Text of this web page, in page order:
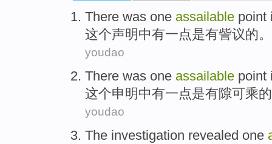
There was one assailable point
这个声明中有一点是有訾议的。
youdao
There was one assailable point
这个申明中有一点是有隙可乘
youdao
The investigation revealed one